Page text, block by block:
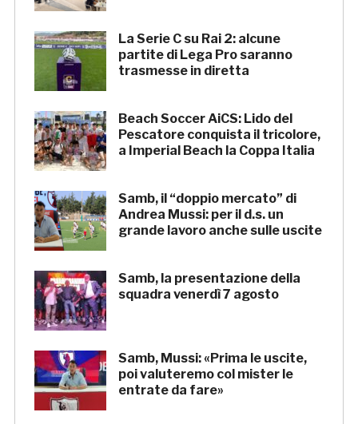
La Serie C su Rai 2: alcune
partite di Lega Pro saranno
trasmesse in diretta
Beach Soccer AiCS: Lido del
Pescatore conquista il tricolore,
a Imperial Beach la Coppa Italia
Samb, il “doppio mercato” di
Andrea Mussi: per il d.s. un
grande lavoro anche sulle uscite
Samb, la presentazione della
squadra venerdì 7 agosto
Samb, Mussi: «Prima le uscite,
poi valuteremo col mister le
entrate da fare»